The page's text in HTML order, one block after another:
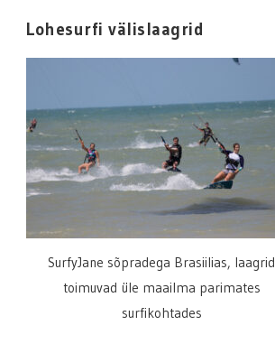
Lohesurfi välislaagrid
SurfyJane sõpradega Brasiilias, laagrid
toimuvad üle maailma parimates
surfikohtades